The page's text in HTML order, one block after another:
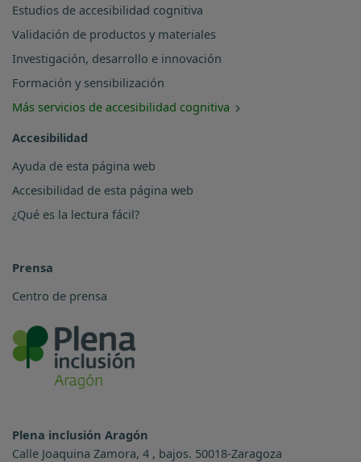
Estudios de accesibilidad cognitiva
Validación de productos y materiales
Investigación, desarrollo e innovación
Formación y sensibilización
Más servicios de accesibilidad cognitiva
Accesibilidad
Ayuda de esta página web
Accesibilidad de esta página web
¿Qué es la lectura fácil?
Prensa
Centro de prensa
Plena inclusión Aragón
Calle Joaquina Zamora, 4 , bajos. 50018-Zaragoza